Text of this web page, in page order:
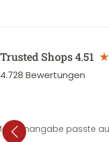
Trusted Shops4.51
4.728 Bewertungen
passte